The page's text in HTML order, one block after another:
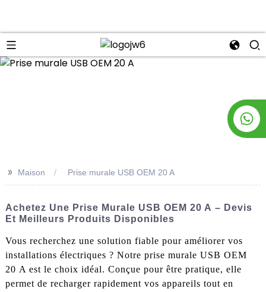
>> Maison Prise murale USB OEM 20 A
Achetez Une Prise Murale USB OEM 20 A – Devis
Et Meilleurs Produits Disponibles
Vous recherchez une solution fiable pour améliorer vos
installations électriques ? Notre prise murale USB OEM
20 A est le choix idéal. Conçue pour être pratique, elle
permet de recharger rapidement vos appareils tout en